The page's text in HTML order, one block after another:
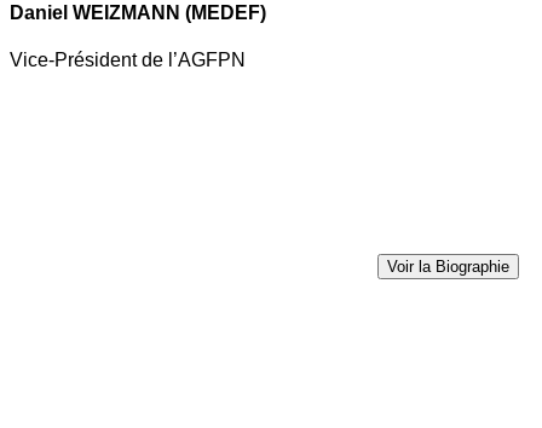
Daniel WEIZMANN (MEDEF)
Vice-Président de l’AGFPN
Voir la Biographie